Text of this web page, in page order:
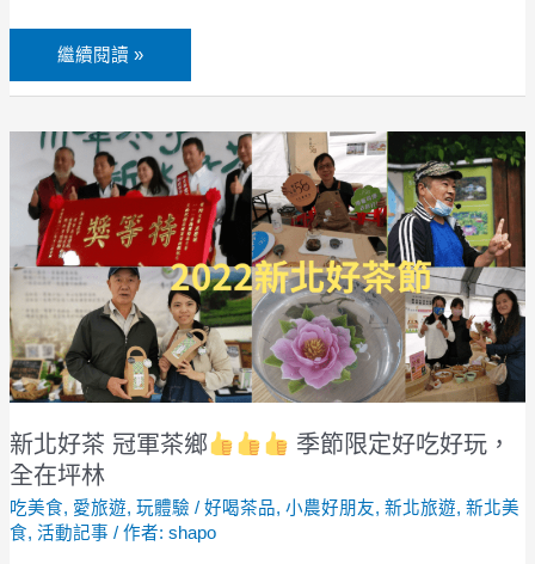
滋
味
繼續閱讀 »
新北好茶 冠軍茶鄉
季節限定好吃好玩，
全在坪林
吃美食, 愛旅遊, 玩體驗 / 好喝茶品, 小農好朋友, 新北旅遊, 新北美
食, 活動記事 / 作者: shapo
新
北
好
茶
冠
軍
茶
鄉
季
節
限
定